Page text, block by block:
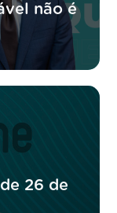
não é
26 de